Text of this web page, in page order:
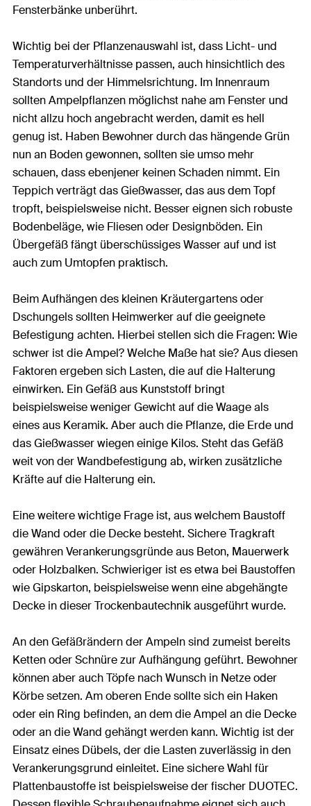
Fensterbänke unberührt.
Wichtig bei der Pflanzenauswahl ist, dass Licht- und
Temperaturverhältnisse passen, auch hinsichtlich des
Standorts und der Himmelsrichtung. Im Innenraum
sollten Ampelpflanzen möglichst nahe am Fenster und
nicht allzu hoch angebracht werden, damit es hell
genug ist. Haben Bewohner durch das hängende Grün
nun an Boden gewonnen, sollten sie umso mehr
schauen, dass ebenjener keinen Schaden nimmt. Ein
Teppich verträgt das Gießwasser, das aus dem Topf
tropft, beispielsweise nicht. Besser eignen sich robuste
Bodenbeläge, wie Fliesen oder Designböden. Ein
Übergefäß fängt überschüssiges Wasser auf und ist
auch zum Umtopfen praktisch.
Beim Aufhängen des kleinen Kräutergartens oder
Dschungels sollten Heimwerker auf die geeignete
Befestigung achten. Hierbei stellen sich die Fragen: Wie
schwer ist die Ampel? Welche Maße hat sie? Aus diesen
Faktoren ergeben sich Lasten, die auf die Halterung
einwirken. Ein Gefäß aus Kunststoff bringt
beispielsweise weniger Gewicht auf die Waage als
eines aus Keramik. Aber auch die Pflanze, die Erde und
das Gießwasser wiegen einige Kilos. Steht das Gefäß
weit von der Wandbefestigung ab, wirken zusätzliche
Kräfte auf die Halterung ein.
Eine weitere wichtige Frage ist, aus welchem Baustoff
die Wand oder die Decke besteht. Sichere Tragkraft
gewähren Verankerungsgründe aus Beton, Mauerwerk
oder Holzbalken. Schwieriger ist es etwa bei Baustoffen
wie Gipskarton, beispielsweise wenn eine abgehängte
Decke in dieser Trockenbautechnik ausgeführt wurde.
An den Gefäßrändern der Ampeln sind zumeist bereits
Ketten oder Schnüre zur Aufhängung geführt. Bewohner
können aber auch Töpfe nach Wunsch in Netze oder
Körbe setzen. Am oberen Ende sollte sich ein Haken
oder ein Ring befinden, an dem die Ampel an die Decke
oder an die Wand gehängt werden kann. Wichtig ist der
Einsatz eines Dübels, der die Lasten zuverlässig in den
Verankerungsgrund einleitet. Eine sichere Wahl für
Plattenbaustoffe ist beispielsweise der fischer DUOTEC.